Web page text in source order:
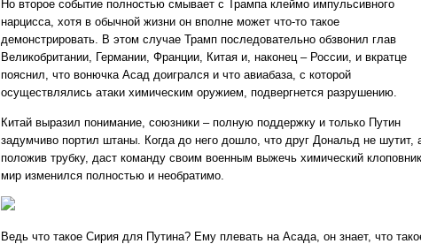
Но второе событие полностью смывает с Трампа клеймо импульсивного
нарцисса, хотя в обычной жизни он вполне может что-то такое
демонстрировать. В этом случае Трамп последовательно обзвонил глав
Великобритании, Германии, Франции, Китая и, наконец – России, и вкратце
пояснил, что вонючка Асад доигрался и что авиабаза, с которой
осуществлялись атаки химическим оружием, подвергнется разрушению.
Китай выразил понимание, союзники – полную поддержку и только Путин
задумчиво портил штаны. Когда до него дошло, что друг Дональд не шутит,
положив трубку, даст команду своим военным выжечь химический
мир изменился полностью и необратимо.
Ведь что такое Сирия для Путина? Ему плевать на Асада, он знает, что